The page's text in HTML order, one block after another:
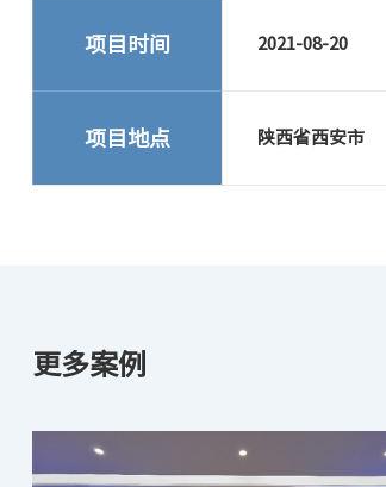
项目时间 2021-08-20
项目地点 陕西省西安市
更多案例